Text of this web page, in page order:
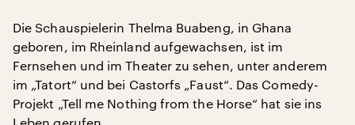
Die Schauspielerin Thelma Buabeng, in Ghana
geboren, im Rheinland aufgewachsen, ist im
Fernsehen und im Theater zu sehen, unter anderem
im „Tatort“ und bei Castorfs „Faust“. Das Comedy-
Projekt „Tell me Nothing from the Horse“ hat sie ins